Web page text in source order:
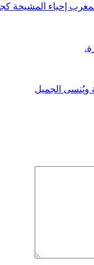
إحياء المشيخة
ويُنسى الجميل